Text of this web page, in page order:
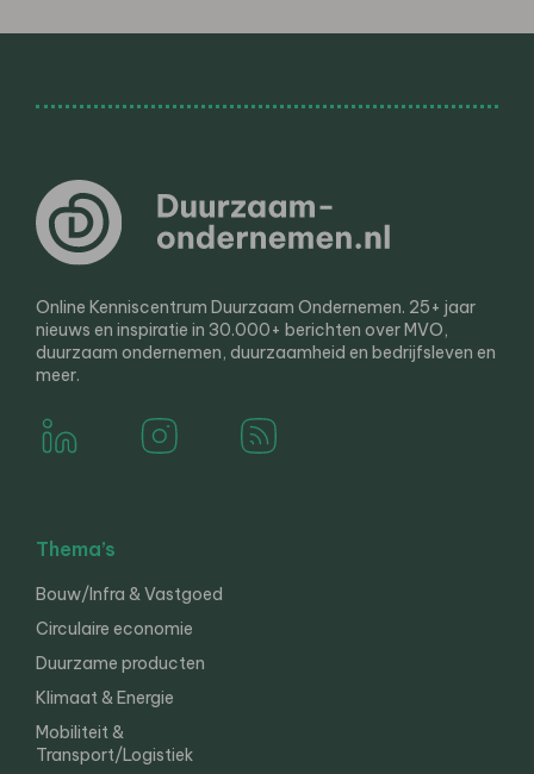
Online Kenniscentrum Duurzaam Ondernemen. 25+ jaar
nieuws en inspiratie in 30.000+ berichten over MVO,
duurzaam ondernemen, duurzaamheid en bedrijfsleven en
meer.
Thema’s
Bouw/Infra & Vastgoed
Circulaire economie
Duurzame producten
Klimaat & Energie
Mobiliteit &
Transport/Logistiek